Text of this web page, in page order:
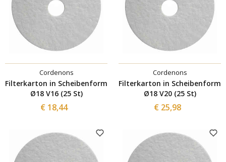
Cordenons
Filterkarton in Scheibenform
Ø18 V16 (25 St)
€ 18,44
Cordenons
Filterkarton in Scheibenform
Ø18 V20 (25 St)
€ 25,98